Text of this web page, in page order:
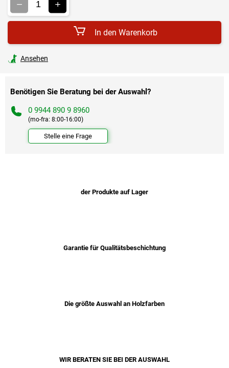
In den Warenkorb
Ansehen
Benötigen Sie Beratung bei der Auswahl?
0 9944 890 9 8960
(mo-fra: 8:00-16:00)
Stelle eine Frage
der Produkte auf Lager
Garantie für Qualitätsbeschichtung
Die größte Auswahl an Holzfarben
WIR BERATEN SIE BEI ​​DER AUSWAHL